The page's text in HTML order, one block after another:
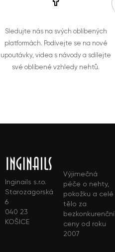
Sledujte nás na svých oblíbených
platformách. Podívejte se na nové
upoutávky, videa s návody a sdílejte
své oblíbené vzhledy nehtů.
Inginails s.r.o.
Starozagorská
6
040 23
KOŠICE
Výjimečná
péče o nehty,
pokožku a celé
tělo za
bezkonkurenční
ceny od roku
2007